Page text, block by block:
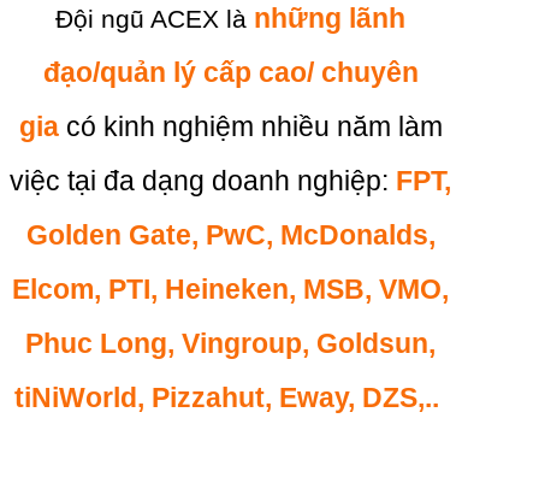
Đội ngũ ACEX là những lãnh
đạo/quản lý cấp cao/ chuyên
giacó kinh nghiệm nhiều năm làm
việc tại đa dạng doanh nghiệp: FPT,
Golden Gate, PwC, McDonalds,
Elcom, PTI, Heineken, MSB, VMO,
Phuc Long, Vingroup, Goldsun,
tiNiWorld, Pizzahut, Eway, DZS,..